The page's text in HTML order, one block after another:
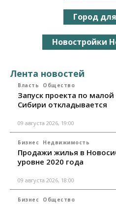
Город
Новостройки
Лента новостей
Власть Общество
Запуск проекта по
Сибири откладывается
09 августа 2026, 19:00
Бизнес Недвижимость
Продажи жилья в
уровне 2020 года
09 августа 2026, 18:00
Бизнес Общество